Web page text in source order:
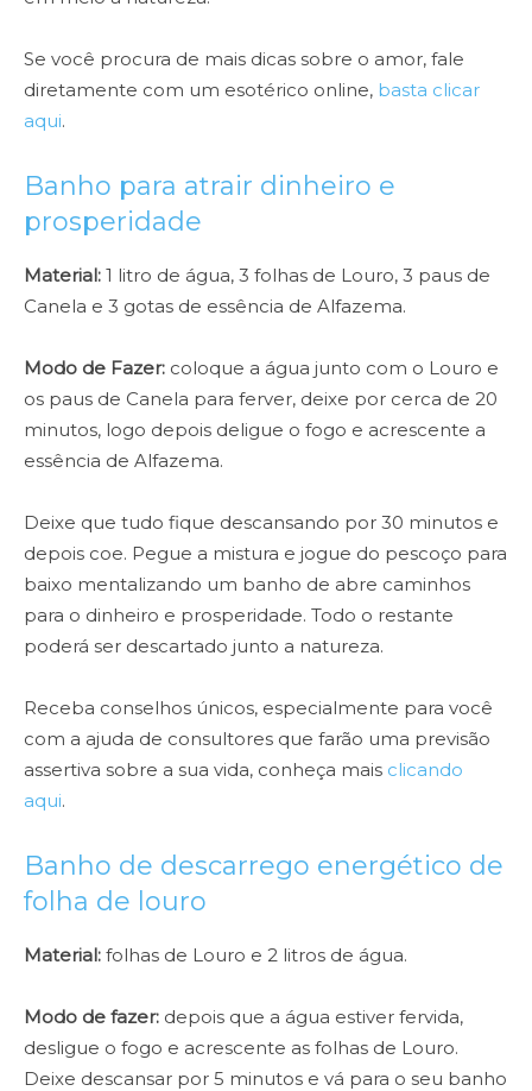
Se você procura de mais dicas sobre o amor, fale
diretamente com um esotérico online, basta clicar
aqui.
Banho para atrair dinheiro e
prosperidade
Material: 1 litro de água, 3 folhas de Louro, 3 paus de
Canela e 3 gotas de essência de Alfazema.
Modo de Fazer: coloque a água junto com o Louro e
os paus de Canela para ferver, deixe por cerca de 20
minutos, logo depois deligue o fogo e acrescente a
essência de Alfazema.
Deixe que tudo fique descansando por 30 minutos e
depois coe. Pegue a mistura e jogue do pescoço para
baixo mentalizando um banho de abre caminhos
para o dinheiro e prosperidade. Todo o restante
poderá ser descartado junto a natureza.
Receba conselhos únicos, especialmente para você
com a ajuda de consultores que farão uma previsão
assertiva sobre a sua vida, conheça mais clicando
aqui.
Banho de descarrego energético de
folha de louro
Material: folhas de Louro e 2 litros de água.
Modo de fazer: depois que a água estiver fervida,
desligue o fogo e acrescente as folhas de Louro.
Deixe descansar por 5 minutos e vá para o seu banho